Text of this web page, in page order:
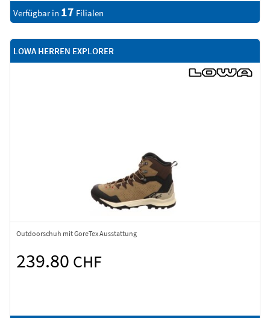
Verfügbar in 17 Filialen
LOWA HERREN EXPLORER
Outdoorschuh mit GoreTex Ausstattung
239.80 CHF